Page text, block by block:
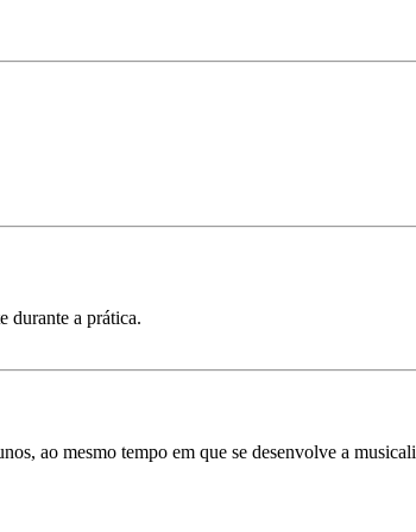
durante a prática.
ao mesmo tempo em que se desenvolve a